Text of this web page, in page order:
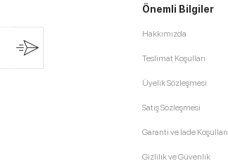
Önemli Bilgiler
Hakkımızda
Teslimat Koşulları
Üyelik Sözleşmesi
Satış Sözleşmesi
Garanti ve İade Koşulları
Gizlilik ve Güvenlik